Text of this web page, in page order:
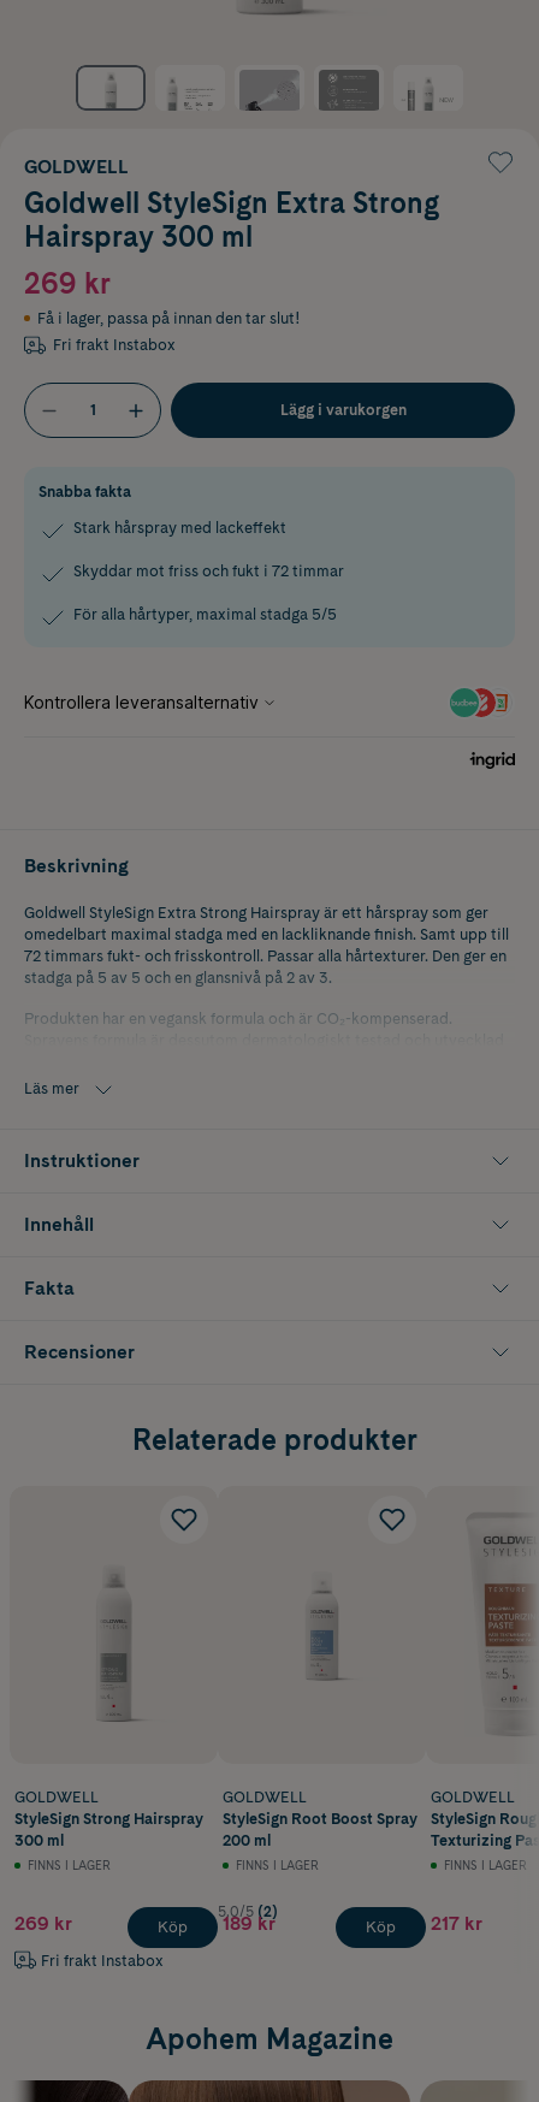
GOLDWELL
Goldwell StyleSign Extra Strong
Hairspray 300 ml
269 kr
Få i lager, passa på innan den tar slut!
Fri frakt Instabox
Lägg i varukorgen
Snabba fakta
Stark hårspray med lackeffekt
Skyddar mot friss och fukt i 72 timmar
För alla hårtyper, maximal stadga 5/5
Beskrivning
Goldwell StyleSign Extra Strong Hairspray är ett hårspray som ger
omedelbart maximal stadga med en lackliknande finish. Samt upp till
72 timmars fukt- och frisskontroll. Passar alla hårtexturer. Den ger en
stadga på 5 av 5 och en glansnivå på 2 av 3.
Produkten har en vegansk formula och är CO₂-kompenserad.
Läs mer
Instruktioner
Innehåll
Fakta
Recensioner
Relaterade produkter
GOLDWELL
StyleSign Strong Hairspray
300 ml
FINNS I LAGER
269 kr
Fri frakt Instabox
Köp
GOLDWELL
StyleSign Root Boost Spray
200 ml
FINNS I LAGER
5.0/5 (2)
189 kr Köp
GOLDWELL
StyleSign
Texturizing
FINNS I LAGER
217 kr
Apohem Magazine